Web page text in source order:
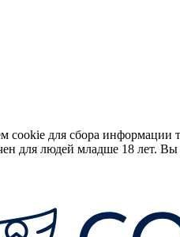
cookie для сбора информации
для людей младше 18 лет. Вы